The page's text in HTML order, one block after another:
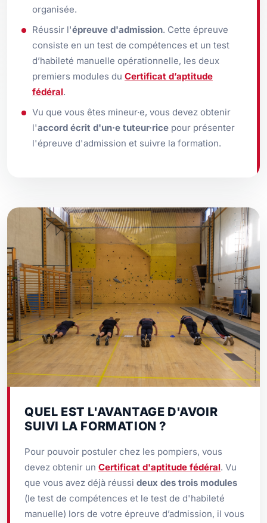
organisée.
Réussir l'épreuve d'admission. Cette épreuve
consiste en un test de compétences et un test
d’habileté manuelle opérationnelle, les deux
premiers modules du Certificat d’aptitude
fédéral.
Vu que vous êtes mineur·e, vous devez obtenir
l'accord écrit d'un·e tuteur·rice pour présenter
l'épreuve d'admission et suivre la formation.
QUEL EST L'AVANTAGE D'AVOIR
SUIVI LA FORMATION ?
Pour pouvoir postuler chez les pompiers, vous
devez obtenir un Certificat d'aptitude fédéral. Vu
que vous avez déjà réussi deux des trois modules
(le test de compétences et le test de d'habileté
manuelle) lors de votre épreuve d’admission, il vous